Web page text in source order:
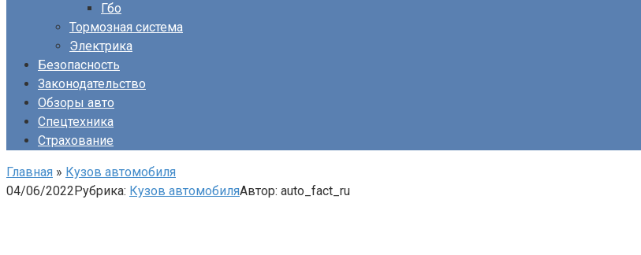
Гбо
Тормозная система
Электрика
Безопасность
Законодательство
Обзоры авто
Спецтехника
Страхование
Главная » Кузов автомобиля
04/06/2022Рубрика: Кузов автомобиляАвтор: auto_fact_ru